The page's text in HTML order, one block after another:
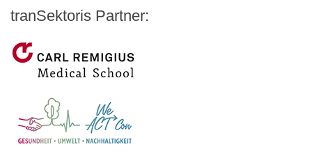
Logo - Medicalvalley
tranSektoris Partner:
Carl Remigius Medical School
WeACT Con